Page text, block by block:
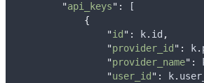
"api_keys" :
[
{
"id " : k. id ,
"provider_id " : k.
"provider_name" :
"user_id " : k.